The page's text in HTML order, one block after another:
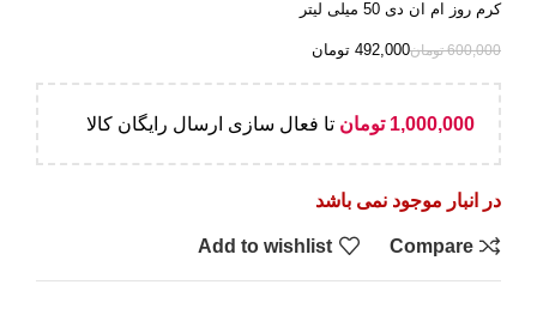
کرم روز ام ان دی 50 میلی لیتر
600,000 تومان492,000 تومان
1,000,000 تومان تا فعال سازی ارسال رایگان کالا
در انبار موجود نمی باشد
Compare
Add to wishlist